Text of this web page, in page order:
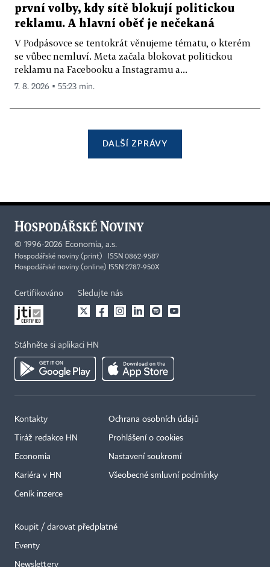
první volby, kdy sítě blokují politickou
reklamu. A hlavní oběť je nečekaná
V Podpásovce se tentokrát věnujeme tématu, o kterém
se vůbec nemluví. Meta začala blokovat politickou
reklamu na Facebooku a Instagramu a...
7. 8. 2026 ▪ 55:23 min.
DALŠÍ ZPRÁVY
© 1996-2026 Economia, a.s.
Hospodářské noviny (print) ISSN 0862-9587
Hospodářské noviny (online) ISSN 2787-950X
Certifikováno Sledujte nás
Stáhněte si aplikaci HN
Kontakty
Tiráž redakce HN
Economia
Kariéra v HN
Ceník inzerce
Ochrana osobních údajů
Prohlášení o cookies
Nastavení soukromí
Všeobecné smluvní podmínky
Koupit / darovat předplatné
Eventy
Newslettery